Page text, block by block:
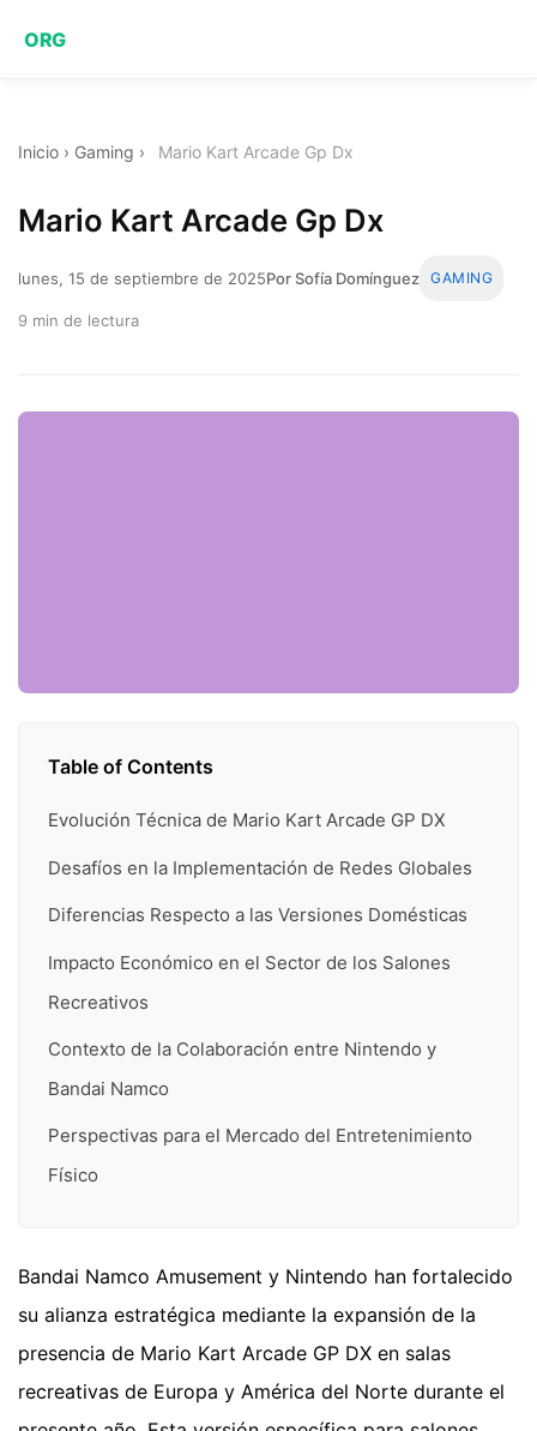
ORG
Inicio › Gaming › Mario Kart Arcade Gp Dx
Mario Kart Arcade Gp Dx
lunes, 15 de septiembre de 2025Por Sofía Domínguez GAMING
9 min de lectura
Table of Contents
Evolución Técnica de Mario Kart Arcade GP DX
Desafíos en la Implementación de Redes Globales
Diferencias Respecto a las Versiones Domésticas
Impacto Económico en el Sector de los Salones
Recreativos
Contexto de la Colaboración entre Nintendo y
Bandai Namco
Perspectivas para el Mercado del Entretenimiento
Físico
Bandai Namco Amusement y Nintendo han fortalecido
su alianza estratégica mediante la expansión de la
presencia de Mario Kart Arcade GP DX en salas
recreativas de Europa y América del Norte durante el